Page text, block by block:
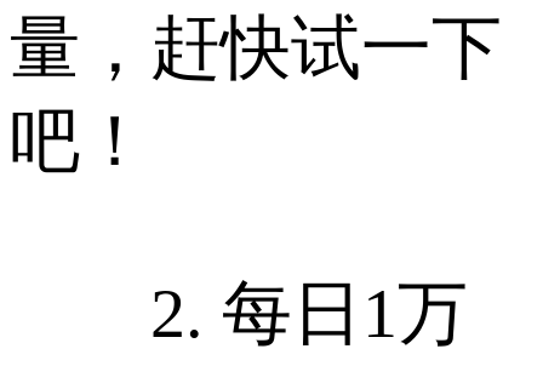
量，赶快试一下
吧！
2. 每日1万